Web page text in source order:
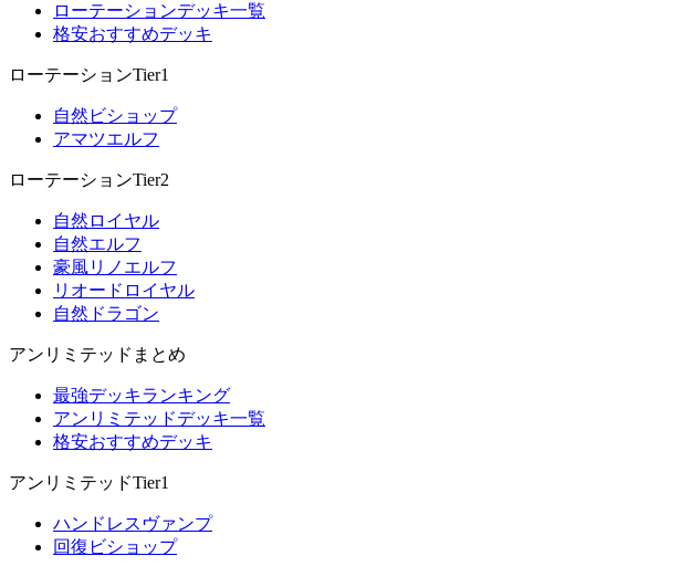
ローテーションデッキ一覧
格安おすすめデッキ
ローテーションTier1
自然ビショップ
アマツエルフ
ローテーションTier2
自然ロイヤル
自然エルフ
豪風リノエルフ
リオードロイヤル
自然ドラゴン
アンリミテッドまとめ
最強デッキランキング
アンリミテッドデッキ一覧
格安おすすめデッキ
アンリミテッドTier1
ハンドレスヴァンプ
回復ビショップ